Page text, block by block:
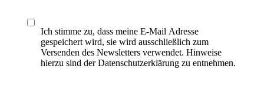
Ich stimme zu, dass meine E-Mail Adresse
gespeichert wird, sie wird ausschließlich zum
Versenden des Newsletters verwendet. Hinweise
hierzu sind der Datenschutzerklärung zu entnehmen.